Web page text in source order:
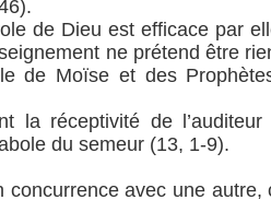
de Dieu est efficace par
ne prétend être
de Moïse et des
la réceptivité de
du semeur (13, 1-9).
avec une autre,